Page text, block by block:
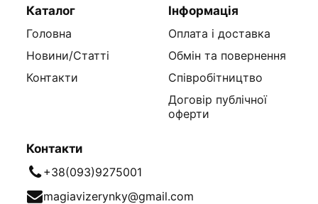
Каталог
Головна
Новини/Статті
Контакти
Інформація
Оплата і доставка
Обмін та повернення
Співробітництво
Договір публічної
оферти
Контакти
+38(093)9275001
magiavizerynky@gmail.com